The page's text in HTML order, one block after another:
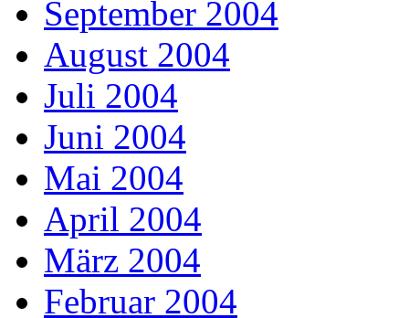
September 2004
August 2004
Juli 2004
Juni 2004
Mai 2004
April 2004
März 2004
Februar 2004